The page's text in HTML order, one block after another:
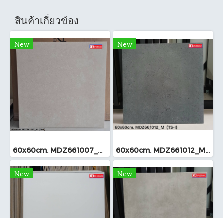
สินค้าเกี่ยวข้อง
New
60x60cm. MDZ661007_M (TS-I)
New
60x60cm. MDZ661012_M (TS-I)
New New